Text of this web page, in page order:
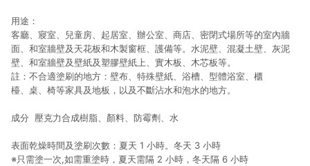
用途：
客廳、寢室、兒童房、起居室、辦公室、商店、密閉式場所等的室內牆
面、和室牆壁及天花板和木製窗框、護備等。水泥壁、混凝土壁、灰泥
壁、和室牆壁及壁紙及塑膠壁紙上、實木板、木芯板等。
註：不合適塗刷的地方：壁布、特殊壁紙、浴槽、型體浴室、櫃
檯、桌、椅等家具及地板，以及不斷沾水和泡水的地方。
成分 壓克力合成樹脂、顏料、防霉劑、水
表面乾燥時間及塗刷次數：夏天 1 小時。冬天 3 小時
※只需塗一次,如需重塗時，夏天需隔 2 小時，冬天隔 6 小時